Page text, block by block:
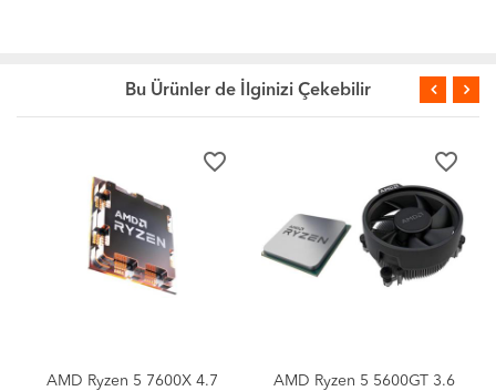
Bu Ürünler de İlginizi Çekebilir
favorite_border
AMD Ryzen 5 5600GT 3.6
favorite_border
AMD Ryzen 5 5600GT